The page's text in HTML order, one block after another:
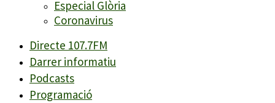
Especial Glòria
Coronavirus
Directe 107.7FM
Darrer informatiu
Podcasts
Programació